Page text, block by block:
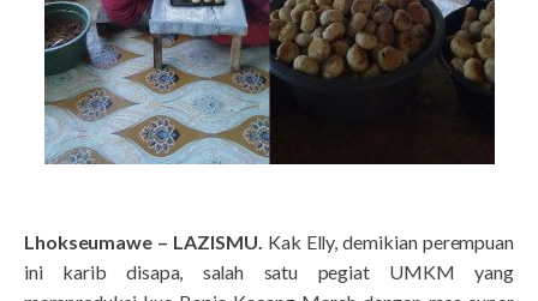
Lhokseumawe – LAZISMU. Kak Elly, demikian perempuan
ini karib disapa, salah satu pegiat UMKM yang